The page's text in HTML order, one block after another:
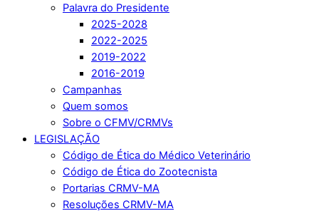
Palavra do Presidente
2025-2028
2022-2025
2019-2022
2016-2019
Campanhas
Quem somos
Sobre o CFMV/CRMVs
LEGISLAÇÃO
Código de Ética do Médico Veterinário
Código de Ética do Zootecnista
Portarias CRMV-MA
Resoluções CRMV-MA